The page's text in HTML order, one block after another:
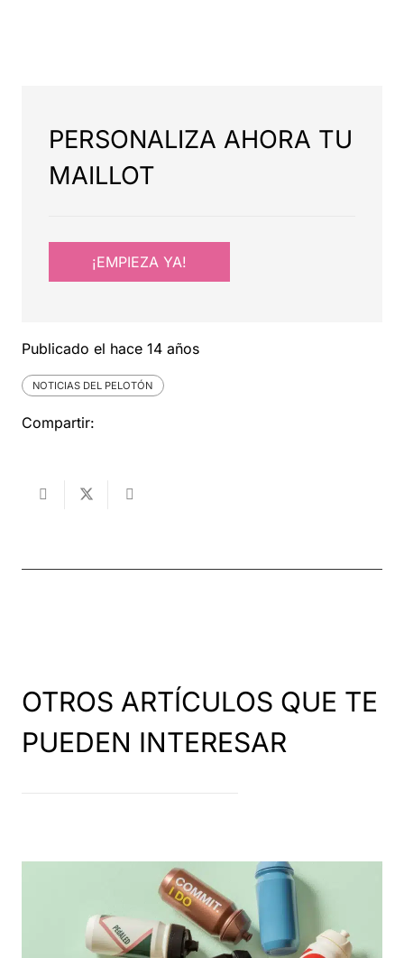
PERSONALIZA AHORA TU
MAILLOT
¡EMPIEZA YA!
Publicado el hace 14 años
NOTICIAS DEL PELOTÓN
Compartir:
OTROS ARTÍCULOS QUE TE
PUEDEN INTERESAR